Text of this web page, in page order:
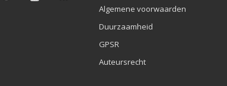
Algemene voorwaarden
Duurzaamheid
GPSR
Auteursrecht